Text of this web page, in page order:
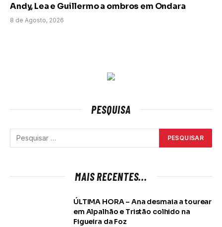
Andy, Lea e Guillermo a ombros em Ondara
8 de Agosto, 2026
PESQUISA
MAIS RECENTES...
ÚLTIMA HORA – Ana desmaia a tourear
em Alpalhão e Tristão colhido na
Figueira da Foz